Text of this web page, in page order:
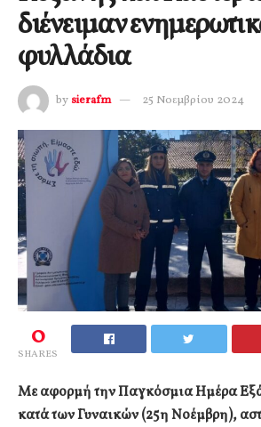
διένειμαν
φυλλάδια
by sierafm 25 Νοεμβρίου 2024
0
SHARES
Με αφορμή την Παγκόσμια Ημέρα
κατά των Γυναικών (25η Νοέμβρη),